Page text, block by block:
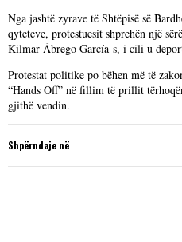
Nga jashtë zyrave të Shtëpisë së
qyteteve, protestuesit shprehën një
Kilmar Ábrego García-s, i cili u
Protestat politike po bëhen më të
“Hands Off” në fillim të prillit
gjithë vendin.
Shpërndaje në